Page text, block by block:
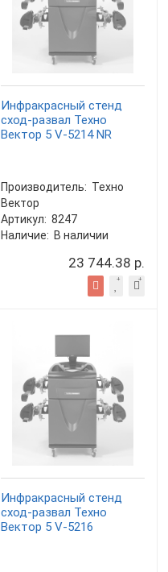
Инфракрасный стенд
сход-развал Техно
Вектор 5 V-5214 NR
Производитель: Техно
Вектор
Артикул: 8247
Наличие: В наличии
23 744.38 р.
Инфракрасный стенд
сход-развал Техно
Вектор 5 V-5216